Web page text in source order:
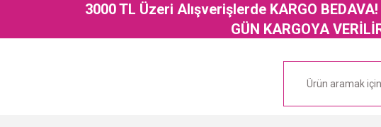
3000 TL Üzeri Alışverişlerde KARGO
GÜN KARGOYA